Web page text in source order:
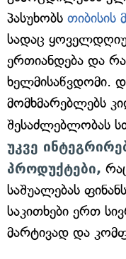
პასუხობს თიბისის
სადაც
ერთიანდება და
ხელმისაწვდომი.
მომხმარებლებს
შესაძლებლობას
უკვე
პროდუქტები,
საშუალებას
საკითხები ერთ
მარტივად და